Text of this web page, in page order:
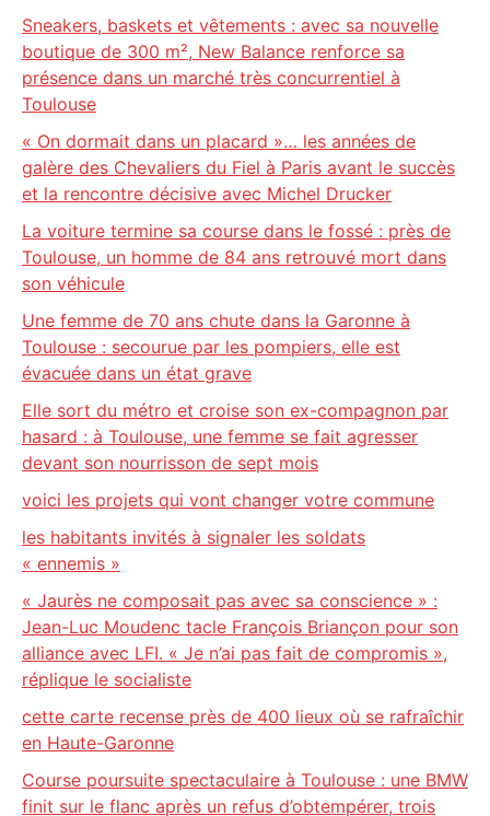
Sneakers, baskets et vêtements : avec sa nouvelle
boutique de 300 m², New Balance renforce sa
présence dans un marché très concurrentiel à
Toulouse
« On dormait dans un placard »… les années de
galère des Chevaliers du Fiel à Paris avant le succès
et la rencontre décisive avec Michel Drucker
La voiture termine sa course dans le fossé : près de
Toulouse, un homme de 84 ans retrouvé mort dans
son véhicule
Une femme de 70 ans chute dans la Garonne à
Toulouse : secourue par les pompiers, elle est
évacuée dans un état grave
Elle sort du métro et croise son ex-compagnon par
hasard : à Toulouse, une femme se fait agresser
devant son nourrisson de sept mois
voici les projets qui vont changer votre commune
les habitants invités à signaler les soldats
« ennemis »
« Jaurès ne composait pas avec sa conscience » :
Jean-Luc Moudenc tacle François Briançon pour son
alliance avec LFI. « Je n’ai pas fait de compromis »,
réplique le socialiste
cette carte recense près de 400 lieux où se rafraîchir
en Haute-Garonne
Course poursuite spectaculaire à Toulouse : une BMW
finit sur le flanc après un refus d’obtempérer, trois